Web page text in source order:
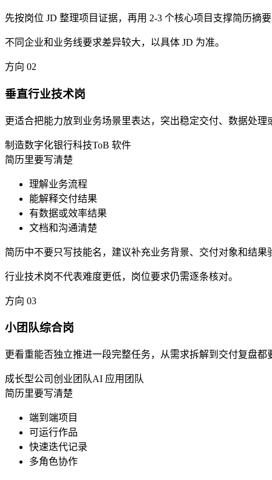
先按岗位 JD 整理项目证据，再用 2-3 个核心项目支撑简历摘要
不同企业和业务线要求差异较大，以具体 JD 为准。
方向 02
垂直行业技术岗
更适合把能力放到业务场景里表达，突出稳定交付、数据处理
制造数字化银行科技ToB 软件
简历里要写清楚
理解业务流程
能解释交付结果
有数据或效率结果
文档和沟通清楚
简历中不要只写技能名，建议补充业务背景、交付对象和结果
行业技术岗不代表难度更低，岗位要求仍需逐条核对。
方向 03
小团队综合岗
更看重能否独立推进一段完整任务，从需求拆解到交付复盘都
成长型公司创业团队AI 应用团队
简历里要写清楚
端到端项目
可运行作品
快速迭代记录
多角色协作